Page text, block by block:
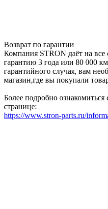
Возврат по гарантии
Компания STRON даёт на все
гарантию 3 года или 80 000
гарантийного случая, вам
магазин,где вы покупали
Более подробно
странице:
https://www.stron-parts.ru/